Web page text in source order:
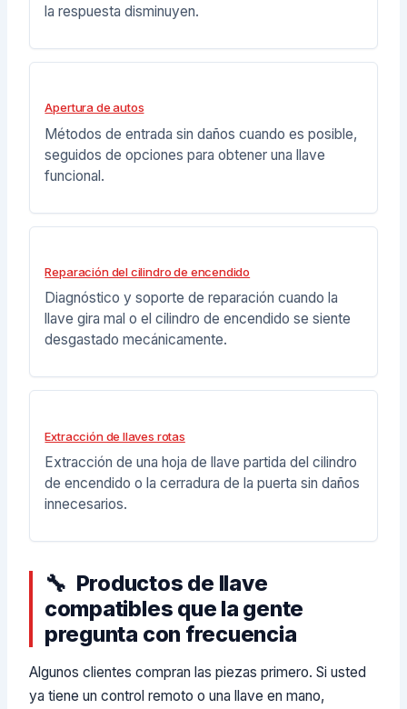
la respuesta disminuyen.
Apertura de autos
Métodos de entrada sin daños cuando es posible,
seguidos de opciones para obtener una llave
funcional.
Reparación del cilindro de encendido
Diagnóstico y soporte de reparación cuando la
llave gira mal o el cilindro de encendido se siente
desgastado mecánicamente.
Extracción de llaves rotas
Extracción de una hoja de llave partida del cilindro
de encendido o la cerradura de la puerta sin daños
innecesarios.
Productos de llave
compatibles que la gente
pregunta con frecuencia
Algunos clientes compran las piezas primero. Si usted
ya tiene un control remoto o una llave en mano,